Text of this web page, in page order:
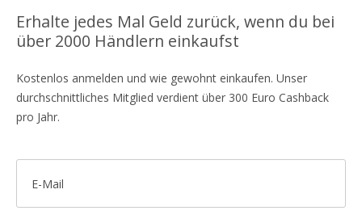
Erhalte jedes Mal Geld zurück, wenn du bei
über 2000 Händlern einkaufst
Kostenlos anmelden und wie gewohnt einkaufen. Unser
durchschnittliches Mitglied verdient über 300 Euro Cashback
pro Jahr.
E-Mail